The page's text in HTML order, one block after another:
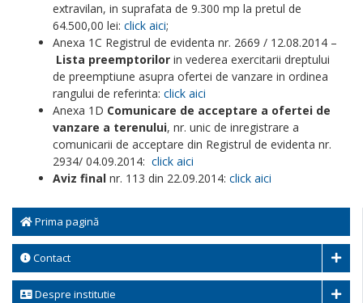
Prima pagină
Contact
Despre institutie
extravilan, in suprafata de 9.300 mp la pretul de
64.500,00 lei: click aici;
Anexa 1C Registrul de evidenta nr. 2669 / 12.08.2014 –
Lista preemptorilor in vederea exercitarii dreptului
de preemptiune asupra ofertei de vanzare in ordinea
rangului de referinta: click aici
Anexa 1D Comunicare de acceptare a ofertei de
vanzare a terenului, nr. unic de inregistrare a
comunicarii de acceptare din Registrul de evidenta nr.
2934/ 04.09.2014: click aici
Aviz final nr. 113 din 22.09.2014: click aici